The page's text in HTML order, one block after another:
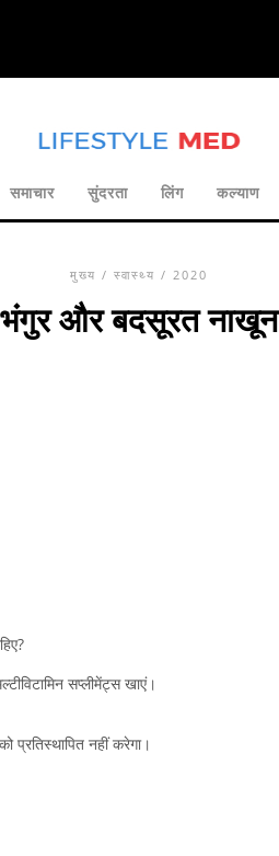
समाचार सुंदरता लिंग कल्याण
मुख्य / स्वास्थ्य / 2020
भंगुर और बदसूरत नाखून
सप्लीमेंट्स खाएं।
प्रतिस्थापित नहीं करेगा।